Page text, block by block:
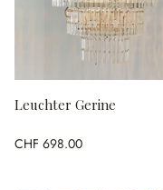
Leuchter Gerine
CHF 698.00